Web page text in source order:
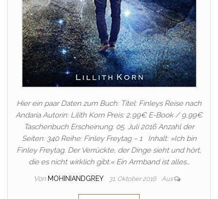
Hier ein paar Daten zum Buch: Titel: Finleys Reise nach
Andaria Autorin: Lilith Korn Preis: 2,99€ E-Book / 9,99€
Taschenbuch Erscheinung: 05. Juli 2016 Anzahl der
Seiten: 340 Reihe: Finley Freytag – 1 Inhalt: »Ich bin
Finley Freytag. Der Verrückte, der Dinge sieht und hört,
die es nicht wirklich gibt.« Ein Armband ist alles…
Von MOHINIANDGREY 31. Oktober 2016 Aus